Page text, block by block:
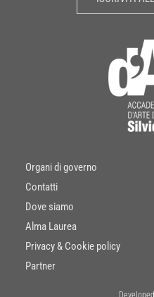
Organi di governo
Contatti
Dove siamo
Alma Laurea
Privacy & Cookie policy
Partner